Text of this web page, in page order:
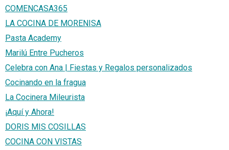
COMENCASA365
LA COCINA DE MORENISA
Pasta Academy
Marilú Entre Pucheros
Celebra con Ana | Fiestas y Regalos personalizados
Cocinando en la fragua
La Cocinera Mileurista
¡Aquí y Ahora!
DORIS MIS COSILLAS
COCINA CON VISTAS